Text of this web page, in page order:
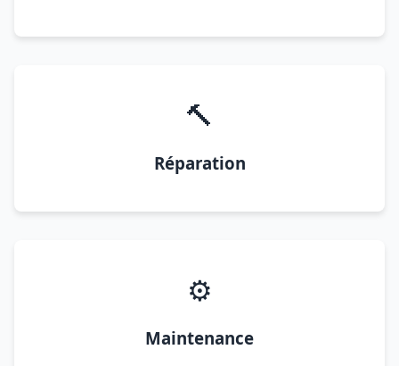
🔨
Réparation
⚙️
Maintenance